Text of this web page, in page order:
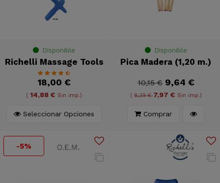
Disponible
Richelli Massage Tools
18,00 €
(14,88 € Sin imp.)
Seleccionar Opciones
Disponible
Pica Madera (1,20 m.)
10,15 € 9,64 €
( 8,39 €7,97 € Sin imp.)
Comprar
-5%